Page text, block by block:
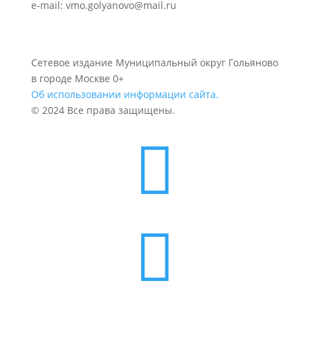
e-mail: vmo.golyanovo@mail.ru
Сетевое издание Муниципальный округ Гольяново
в городе Москве 0+
Об использовании информации сайта.
© 2024 Все права защищены.

